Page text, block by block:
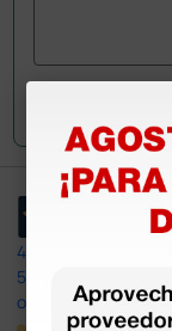
4,4
597
opiniones